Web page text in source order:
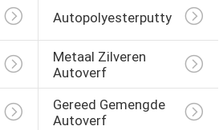
Autopolyesterputty
Metaal Zilveren
Autoverf
Gereed Gemengde
Autoverf